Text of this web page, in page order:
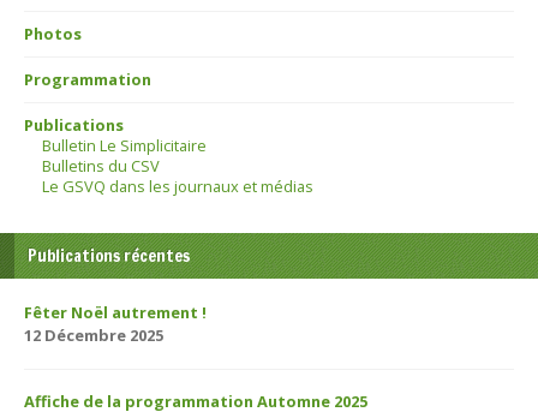
Photos
Programmation
Publications
Bulletin Le Simplicitaire
Bulletins du CSV
Le GSVQ dans les journaux et médias
Publications récentes
Fêter Noël autrement !
12 Décembre 2025
Affiche de la programmation Automne 2025